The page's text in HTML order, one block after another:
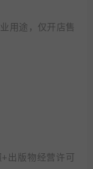
用途，仅开店售
出版物经营许可